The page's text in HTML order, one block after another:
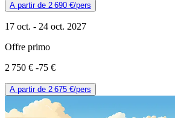
A partir de 2 690 €/pers
17 oct. - 24 oct. 2027
Offre primo
2 750 € -75 €
A partir de 2 675 €/pers